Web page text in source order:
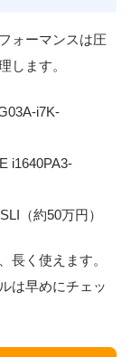
ォーマンスは圧
します。
i7K-
i1640PA3-
（約50万円）
長く使えます。
は早めにチェッ